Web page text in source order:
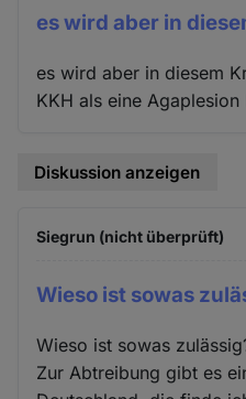
es wird aber in
es wird aber in diesem
KKH als eine
Diskussion anzeigen
Siegrun (nicht überprüft)
Wieso ist sowas
Wieso ist sowas
Zur Abtreibung gibt es